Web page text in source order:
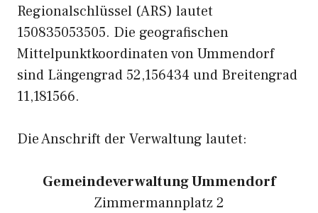
Regionalschlüssel (ARS) lautet
150835053505. Die geografischen
Mittelpunktkoordinaten von Ummendorf
sind Längengrad 52,156434 und Breitengrad
11,181566.
Die Anschrift der Verwaltung lautet:
Gemeindeverwaltung Ummendorf
Zimmermannplatz 2